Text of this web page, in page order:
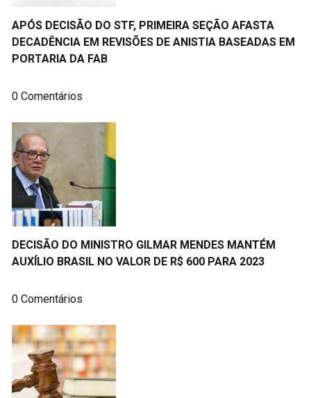
APÓS DECISÃO DO STF, PRIMEIRA SEÇÃO AFASTA
DECADÊNCIA EM REVISÕES DE ANISTIA BASEADAS EM
PORTARIA DA FAB
0 Comentários
DECISÃO DO MINISTRO GILMAR MENDES MANTÉM
AUXÍLIO BRASIL NO VALOR DE R$ 600 PARA 2023
0 Comentários